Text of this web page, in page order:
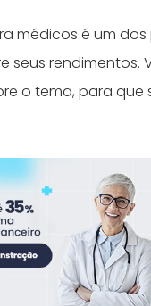
médicos é um
seus rendimentos.
o tema, para que